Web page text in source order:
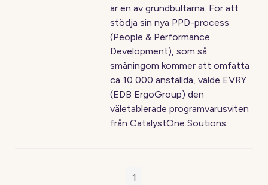
är en av grundbultarna. För att
stödja sin nya PPD-process
(People & Performance
Development), som så
småningom kommer att omfatta
ca 10 000 anställda, valde EVRY
(EDB ErgoGroup) den
väletablerade programvarusviten
från CatalystOne Soutions.
1